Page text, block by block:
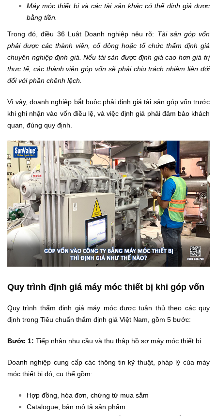
Máy móc thiết bị và các tài sản khác có thể định giá được
bằng tiền.
Trong đó, điều 36 Luật Doanh nghiệp nêu rõ: Tài sản góp vốn
phải được các thành viên, cổ đông hoặc tổ chức thẩm định giá
chuyên nghiệp định giá. Nếu tài sản được định giá cao hơn giá trị
thực tế, các thành viên góp vốn sẽ phải chịu trách nhiệm liên đới
đối với phần chênh lệch.
Vì vậy, doanh nghiệp bắt buộc phải định giá tài sản góp vốn trước
khi ghi nhận vào vốn điều lệ, và việc định giá phải đảm bảo khách
quan, đúng quy định.
Quy trình định giá máy móc thiết bị khi góp vốn
Quy trình thẩm định giá máy móc được tuân thủ theo các quy
định trong Tiêu chuẩn thẩm định giá Việt Nam, gồm 5 bước:
Bước 1: Tiếp nhận nhu cầu và thu thập hồ sơ máy móc thiết bị
Doanh nghiệp cung cấp các thông tin kỹ thuật, pháp lý của máy
móc thiết bị đó, cụ thể gồm:
Hợp đồng, hóa đơn, chứng từ mua sắm
Catalogue, bản mô tả sản phẩm